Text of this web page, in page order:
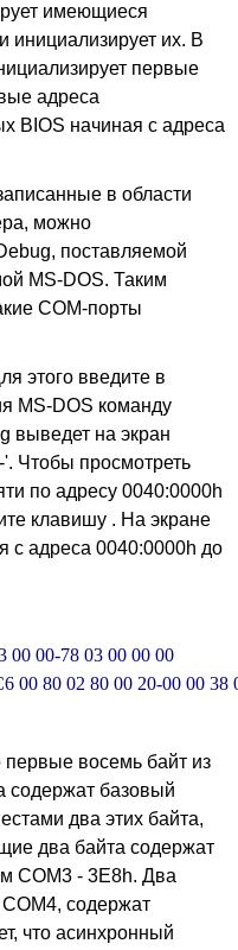
имеющиеся
инициализирует их. В
первые
адреса
BIOS начиная с адреса
в области
можно
поставляемой
MS-DOS. Таким
COM-порты
этого введите в
MS-DOS команду
выведет на экран
Чтобы просмотреть
по адресу 0040:0000h
клавишу . На экране
с адреса 0040:0000h до
00 00-78 03 00 00 00
00 80 02 80 00 20-00 00 38
первые восемь байт из
содержат базовый
два этих байта,
два байта содержат
COM3 - 3E8h. Два
содержат
что асинхронный